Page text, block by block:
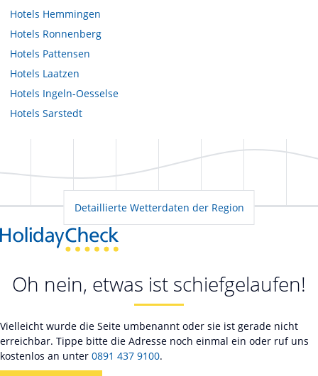
Hotels Hemmingen
Hotels Ronnenberg
Hotels Pattensen
Hotels Laatzen
Hotels Ingeln-Oesselse
Hotels Sarstedt
Detaillierte Wetterdaten der Region
Oh nein, etwas ist schiefgelaufen!
Vielleicht wurde die Seite umbenannt oder sie ist gerade nicht
erreichbar. Tippe bitte die Adresse noch einmal ein oder ruf uns
kostenlos an unter 0891 437 9100.